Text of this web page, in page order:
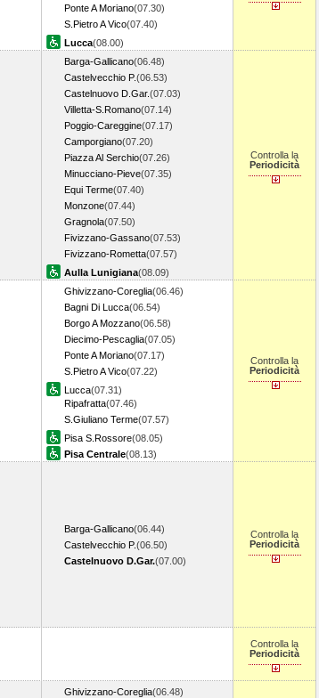
Ponte A Moriano(07.30)
S.Pietro A Vico(07.40)
Lucca(08.00)
Barga-Gallicano(06.48)
Castelvecchio P.(06.53)
Castelnuovo D.Gar.(07.03)
Villetta-S.Romano(07.14)
Poggio-Careggine(07.17)
Camporgiano(07.20)
Piazza Al Serchio(07.26)
Minucciano-Pieve(07.35)
Equi Terme(07.40)
Monzone(07.44)
Gragnola(07.50)
Fivizzano-Gassano(07.53)
Fivizzano-Rometta(07.57)
Aulla Lunigiana(08.09)
Controlla la
Periodicità
Ghivizzano-Coreglia(06.46)
Bagni Di Lucca(06.54)
Borgo A Mozzano(06.58)
Diecimo-Pescaglia(07.05)
Ponte A Moriano(07.17)
S.Pietro A Vico(07.22)
Lucca(07.31)
Ripafratta(07.46)
S.Giuliano Terme(07.57)
Pisa S.Rossore(08.05)
Pisa Centrale(08.13)
Controlla la
Periodicità
Barga-Gallicano(06.44)
Castelvecchio P.(06.50)
Castelnuovo D.Gar.(07.00)
Controlla la
Periodicità
Controlla la
Periodicità
Ghivizzano-Coreglia(06.48)